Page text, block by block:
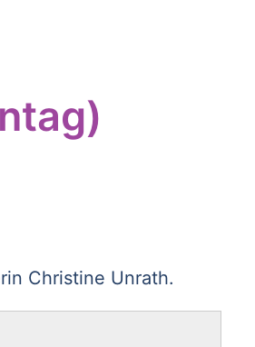
Christine Unrath.